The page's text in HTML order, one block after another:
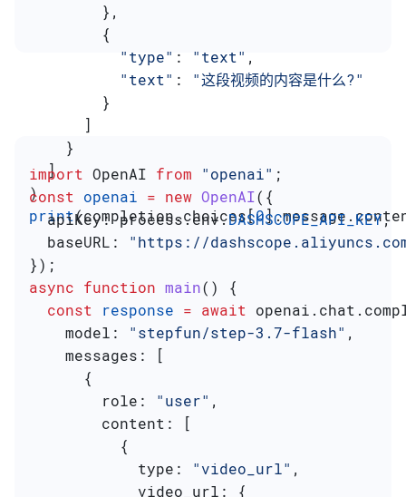
        },
        {
          "type"
: "text" ,
          "text"
: "这段视频的内容是什么?"
        }
      ]
    }
  ]
)
print(completion.choices[0
import OpenAI from "openai" ;
const openai = new OpenAI({
  apiKey:
process.env.DASHSCOPE_API_KEY,
  baseURL:
"https://
});
async function main() {
  const
response = await openai . chat .
    model:
"stepfun/step-3.7-flash" ,
    messages:
[
      {
        role:
"user" ,
        content:
[
          {
            type:
"video_url" ,
            video_url:
{